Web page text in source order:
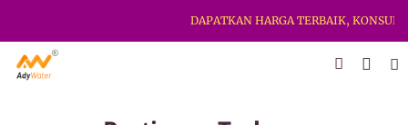
DAPATKAN HARGA TERBAIK,